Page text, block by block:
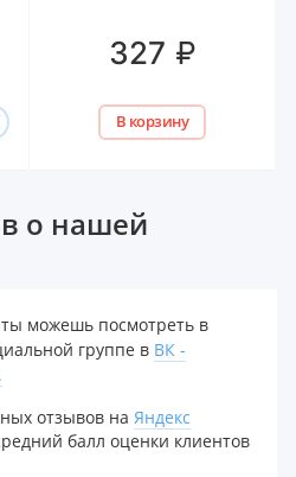
300 мл
327 ₽
В корзину
о нашей
можешь посмотреть в
группе в ВК -
отзывов на Яндекс
балл оценки клиентов